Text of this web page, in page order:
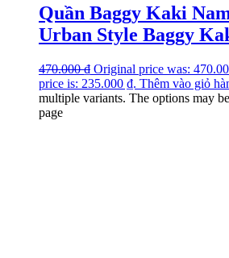
Quần Baggy Kaki
Urban Style Baggy
470.000₫ Original price was:
price is: 235.000 ₫. Thêm vào giỏ
multiple variants. The options may
page